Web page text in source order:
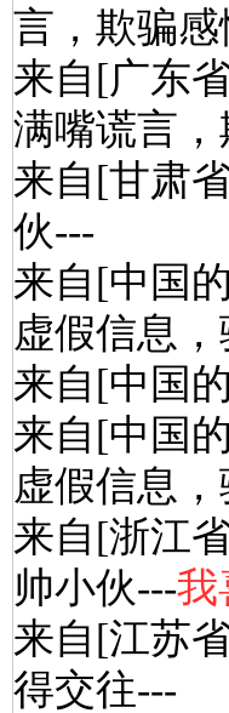
言，欺骗感
来自[广东
满嘴谎言
来自[甘肃
伙---
来自[中国
虚假信息
来自[中国
来自[中国
虚假信息
来自[浙江
帅小伙---我
来自[江苏
得交往---